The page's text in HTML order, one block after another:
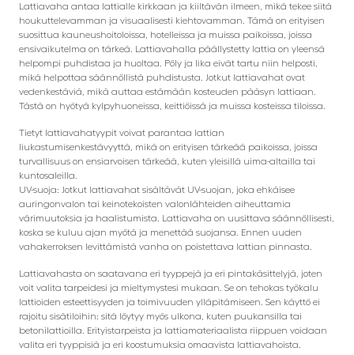
Lattiavaha antaa lattialle kirkkaan ja kiiltävän ilmeen, mikä tekee siitä
houkuttelevamman ja visuaalisesti kiehtovamman. Tämä on erityisen
suosittua kauneushoitoloissa, hotelleissa ja muissa paikoissa, joissa
ensivaikutelma on tärkeä. Lattiavahalla päällystetty lattia on yleensä
helpompi puhdistaa ja huoltaa. Pöly ja lika eivät tartu niin helposti,
mikä helpottaa säännöllistä puhdistusta. Jotkut lattiavahat ovat
vedenkestäviä, mikä auttaa estämään kosteuden pääsyn lattiaan.
Tästä on hyötyä kylpyhuoneissa, keittiöissä ja muissa kosteissa tiloissa.
Tietyt lattiavahatyypit voivat parantaa lattian
liukastumisenkestävyyttä, mikä on erityisen tärkeää paikoissa, joissa
turvallisuus on ensiarvoisen tärkeää, kuten yleisillä uima-altailla tai
kuntosaleilla.
UV-suoja: Jotkut lattiavahat sisältävät UV-suojan, joka ehkäisee
auringonvalon tai keinotekoisten valonlähteiden aiheuttamia
värimuutoksia ja haalistumista. Lattiavaha on uusittava säännöllisesti,
koska se kuluu ajan myötä ja menettää suojansa. Ennen uuden
vahakerroksen levittämistä vanha on poistettava lattian pinnasta.
Lattiavahasta on saatavana eri tyyppejä ja eri pintakäsittelyjä, joten
voit valita tarpeidesi ja mieltymystesi mukaan. Se on tehokas työkalu
lattioiden esteettisyyden ja toimivuuden ylläpitämiseen. Sen käyttö ei
rajoitu sisätiloihin; sitä löytyy myös ulkona, kuten puukansilla tai
betonilattioilla. Erityistarpeista ja lattiamateriaalista riippuen voidaan
valita eri tyyppisiä ja eri koostumuksia omaavista lattiavahoista.